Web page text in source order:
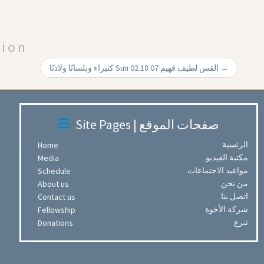
or
decrease
→
Site Pages | صفحات الموقع
Home
الرئسية
Media
مكتبة الفيديو
Schedule
مواعيد الاجتماعات
About us
من نحن
Contact us
اتصل بنا
Fellowship
شركة الأخوة
Donations
تبرع